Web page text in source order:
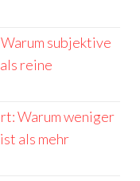
subjektive
reine
Warum weniger
als mehr